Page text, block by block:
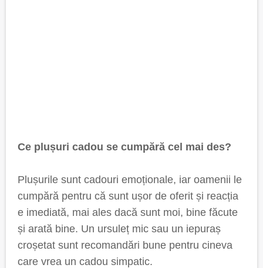
Ce plușuri cadou se cumpără cel mai des?
Plușurile sunt cadouri emoționale, iar oamenii le
cumpără pentru că sunt ușor de oferit și reacția
e imediată, mai ales dacă sunt moi, bine făcute
și arată bine. Un ursuleț mic sau un iepuraș
croșetat sunt recomandări bune pentru cineva
care vrea un cadou simpatic.